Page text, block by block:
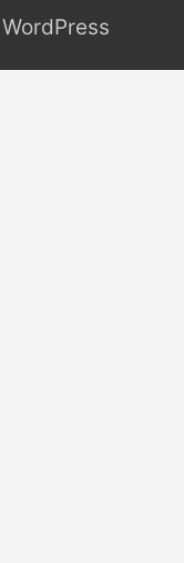
WordPress